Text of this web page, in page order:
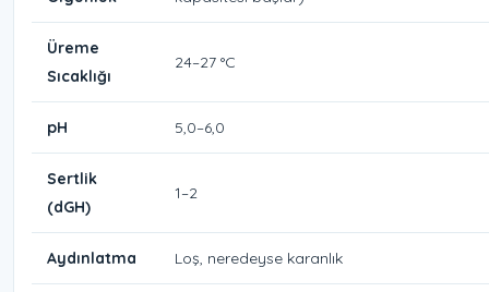
Üreme
Sıcaklığı
24–27 °C
pH 5,0–6,0
Sertlik
(dGH)
1–2
Aydınlatma Loş, neredeyse karanlık